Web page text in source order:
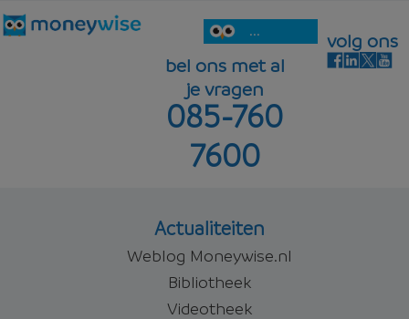
...
bel ons met al
je vragen
085-760
7600
volg ons
Actualiteiten
Weblog Moneywise.nl
Bibliotheek
Videotheek